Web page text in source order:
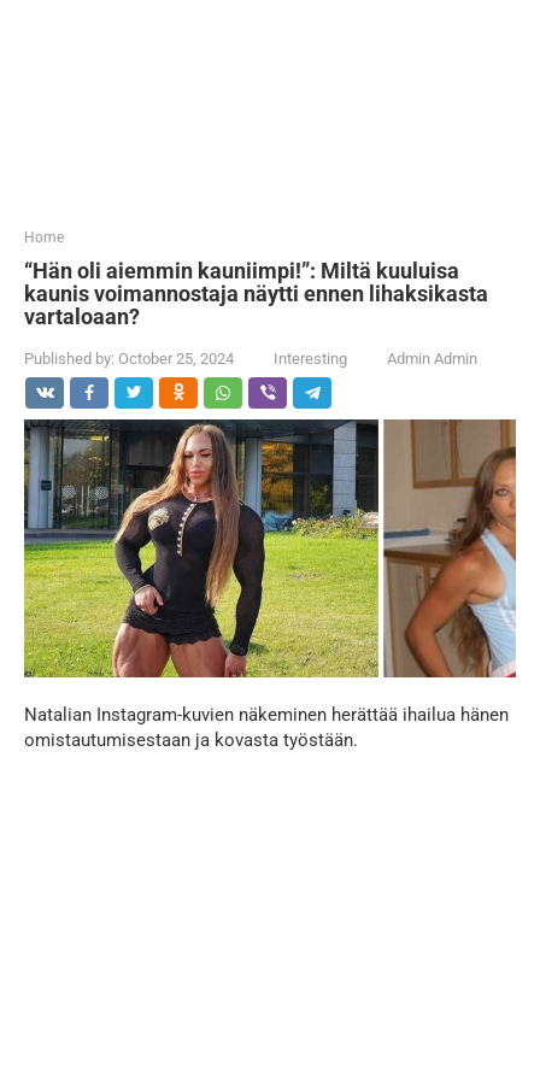
Home
“Hän oli aiemmin kauniimpi!”: Miltä kuuluisa
kaunis voimannostaja näytti ennen lihaksikasta
vartaloaan?
Published by: October 25, 2024 Interesting Admin Admin
Natalian Instagram-kuvien näkeminen herättää ihailua hänen
omistautumisestaan ja kovasta työstään.